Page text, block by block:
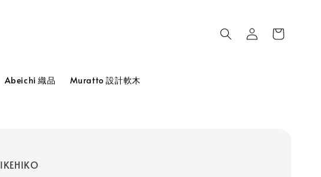
Abeichi 織品 Muratto 設計軟木
IKEHIKO